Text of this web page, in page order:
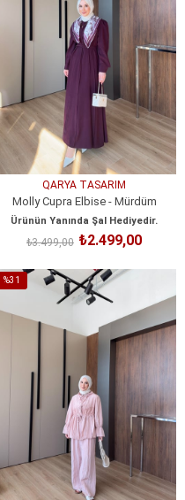
QARYA TASARIM
Molly Cupra Elbise - Mürdüm
Ürünün Yanında Şal Hediyedir.
₺2.499,00
₺3.499,00
%31
%31İndirim